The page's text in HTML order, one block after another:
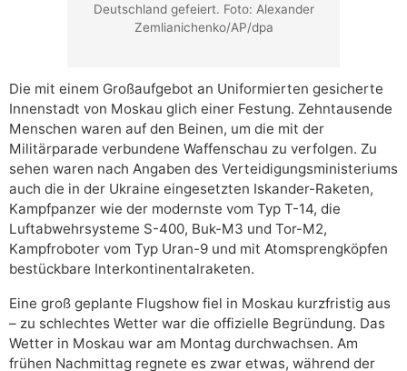
Deutschland gefeiert. Foto: Alexander
Zemlianichenko/AP/dpa
Die mit einem Großaufgebot an Uniformierten gesicherte
Innenstadt von Moskau glich einer Festung. Zehntausende
Menschen waren auf den Beinen, um die mit der
Militärparade verbundene Waffenschau zu verfolgen. Zu
sehen waren nach Angaben des Verteidigungsministeriums
auch die in der Ukraine eingesetzten Iskander-Raketen,
Kampfpanzer wie der modernste vom Typ T-14, die
Luftabwehrsysteme S-400, Buk-M3 und Tor-M2,
Kampfroboter vom Typ Uran-9 und mit Atomsprengköpfen
bestückbare Interkontinentalraketen.
Eine groß geplante Flugshow fiel in Moskau kurzfristig aus
– zu schlechtes Wetter war die offizielle Begründung. Das
Wetter in Moskau war am Montag durchwachsen. Am
frühen Nachmittag regnete es zwar etwas, während der